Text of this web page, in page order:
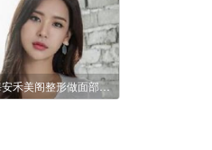
上海安禾美阁整形做面部吸脂瘦脸多少钱？会反弹吗？